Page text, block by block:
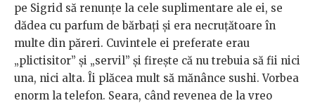
pe Sigrid să renunțe la cele suplimentare ale ei, se
dădea cu parfum de bărbați și era necruțătoare în
multe din păreri. Cuvintele ei preferate erau
„plictisitor” și „servil” și firește că nu trebuia să fii nici
una, nici alta. Îi plăcea mult să mănânce sushi. Vorbea
enorm la telefon. Seara, când revenea de la vreo